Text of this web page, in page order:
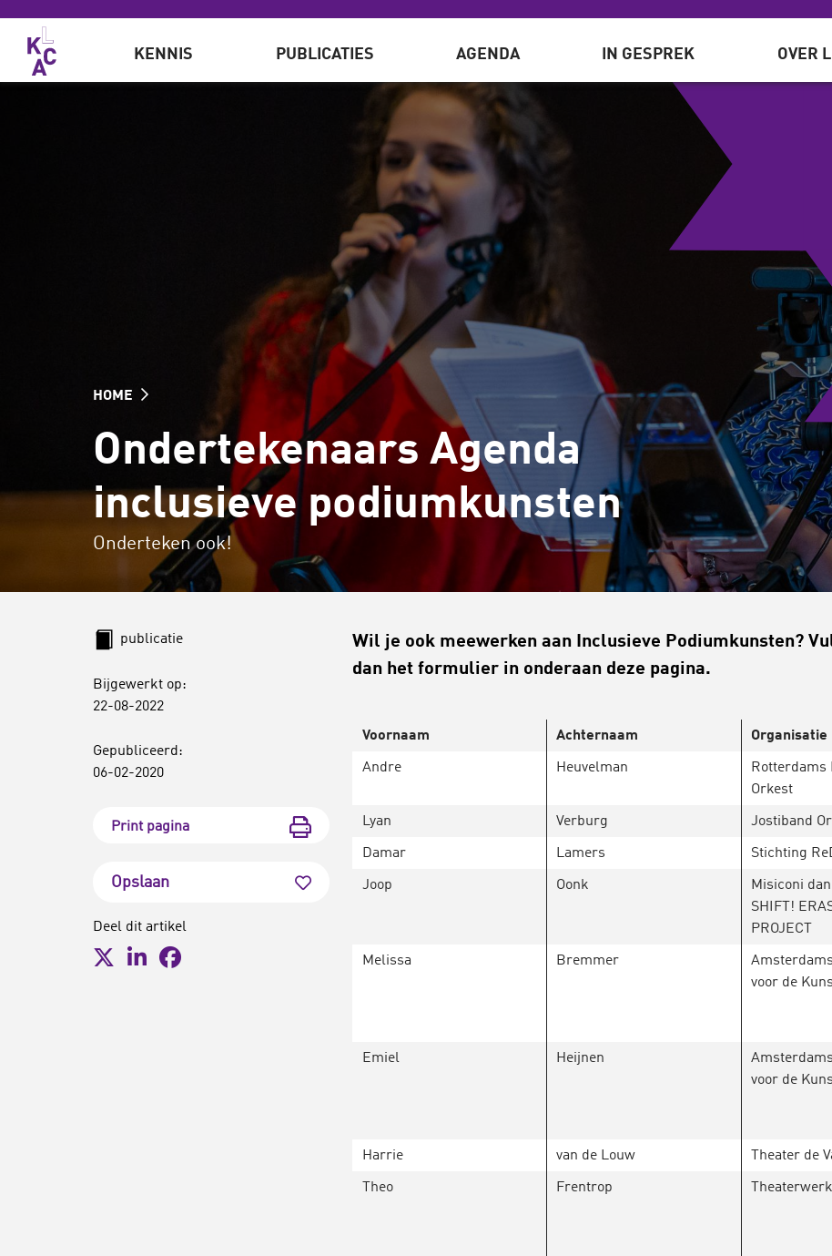
Overslaan en naar de inhoud gaan
KENNIS PUBLICATIES AGENDA IN GESPREK OVER
HOME
Ondertekenaars Agenda
inclusieve podiumkunsten
Onderteken ook!
publicatie
Bijgewerkt op:
22-08-2022
Gepubliceerd:
06-02-2020
Print pagina
Opslaan
Deel dit artikel
Wil je ook meewerken aan Inclusieve Podiumkunsten?
dan het formulier in onderaan deze pagina.
Voornaam Achternaam Organisatie
Andre Heuvelman
Rotterdams
Orkest
Lyan Verburg Jostiband
Damar Lamers Stichting
Joop Oonk
Misiconi
SHIFT!
PROJECT
Melissa Bremmer
voor de
Emiel Heijnen
voor de
Harrie van de Louw Theater de
Theo Frentrop